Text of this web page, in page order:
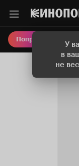
У
в
не
Попробовать Плюс